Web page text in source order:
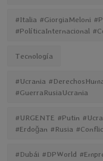
#Italia #GiorgiaMeloni
#PolíticaInternacional
Tecnología
#Ucrania
#GuerraRusiaUcrania
#URGENTE #Putin
#Erdoğan #Rusia
#Dubái #DPWorld